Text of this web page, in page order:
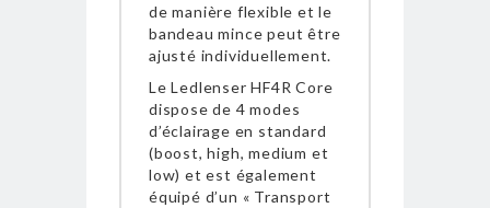
de manière flexible et le
bandeau mince peut être
ajusté individuellement.
Le Ledlenser HF4R Core
dispose de 4 modes
d’éclairage en standard
(boost, high, medium et
low) et est également
équipé d’un « Transport